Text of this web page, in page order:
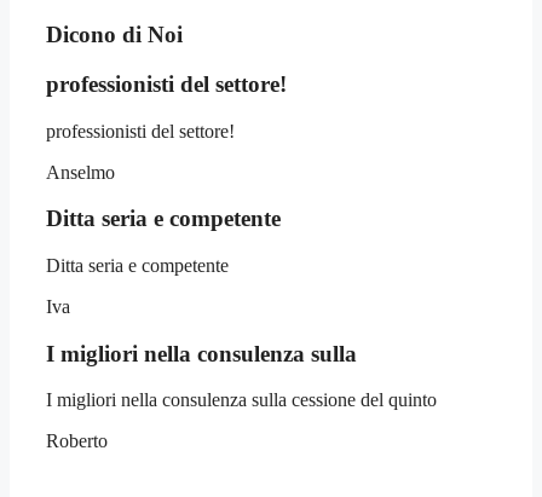
Dicono di Noi
professionisti del settore!
professionisti del settore!
Anselmo
Ditta seria e competente
Ditta seria e competente
Iva
I migliori nella consulenza sulla
I migliori nella consulenza sulla cessione del quinto
Roberto